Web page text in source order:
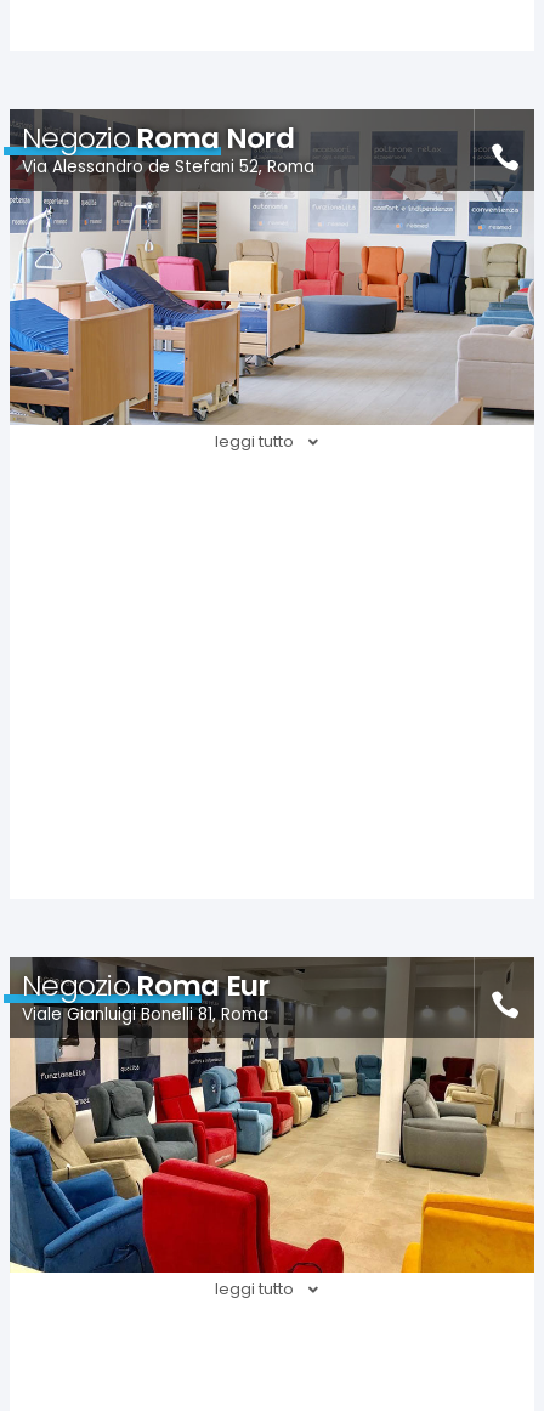
NegozioRoma Nord
Via Alessandro de Stefani 52, Roma
leggi tutto
NegozioRoma Eur
Viale Gianluigi Bonelli 81, Roma
leggi tutto